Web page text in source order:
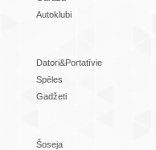
Autoklubi
Datori&Portatīvie
Spēles
Gadžeti
Šoseja